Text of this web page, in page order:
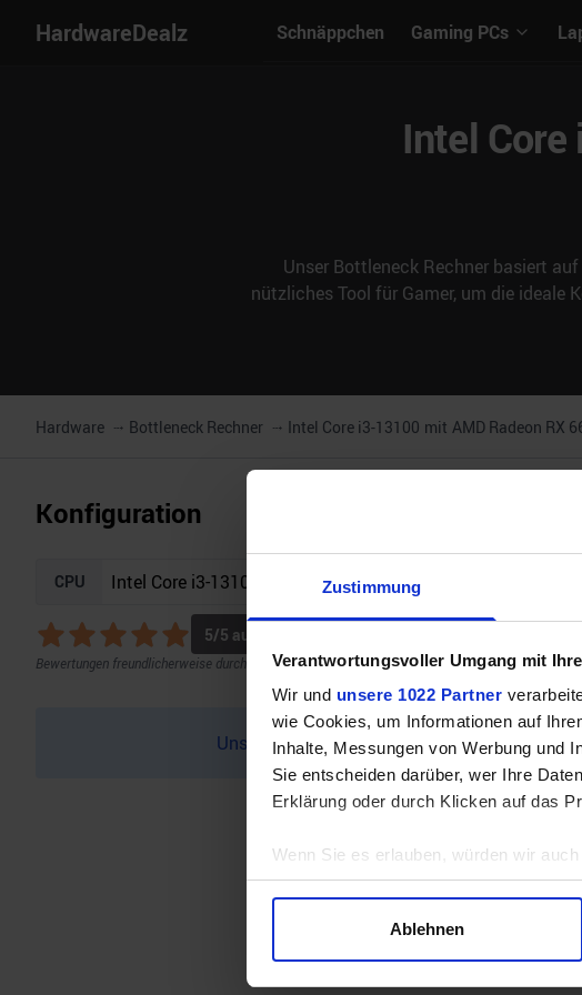
Zustimmung
Verantwortungsvoller Umgang mit
Wir und unsere 1022 Partner
wie Cookies, um Informationen auf
Inhalte, Messungen von Werbung und
Sie entscheiden darüber, wer Ihre
Erklärung oder durch Klicken auf das
Wenn Sie es erlauben, würden wir auch
Informationen über Ihre
Erfahren Sie mehr darüber, wie Ihre
Ablehnen
HardwareDealz Schnäppchen Gaming PCs
Intel
Unser Bottleneck Rechner basiert
nützliches Tool für Gamer, um die ideale
Hardware Bottleneck Rechner Intel Core i3-13100 mit AMD Radeon RX
Konfiguration
CPU
5/5 aus
Bewertungen freundlicherweise durch Geizhals bereitgestellt.
Unser Bottleneck Rechner befindet sich